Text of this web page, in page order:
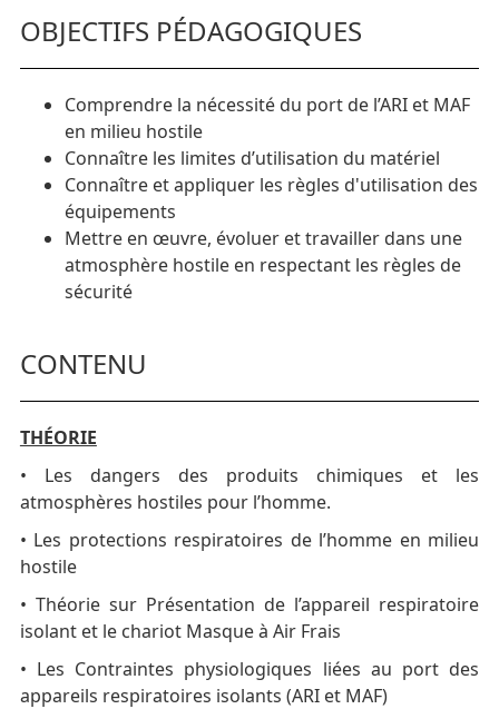
OBJECTIFS PÉDAGOGIQUES
Comprendre la nécessité du port de l’ARI et MAF
en milieu hostile
Connaître les limites d’utilisation du matériel
Connaître et appliquer les règles d'utilisation des
équipements
Mettre en œuvre, évoluer et travailler dans une
atmosphère hostile en respectant les règles de
sécurité
CONTENU
THÉORIE
• Les dangers des produits chimiques et les
atmosphères hostiles pour l’homme.
• Les protections respiratoires de l’homme en milieu
hostile
• Théorie sur Présentation de l’appareil respiratoire
isolant et le chariot Masque à Air Frais
• Les Contraintes physiologiques liées au port des
appareils respiratoires isolants (ARI et MAF)